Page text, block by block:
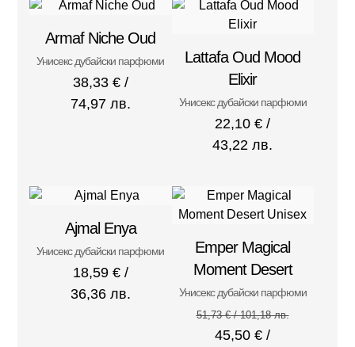
Armaf Niche Oud
Унисекс дубайски парфюми
38,33 €/
74,97 лв.
Lattafa Oud Mood
Elixir
Унисекс дубайски парфюми
22,10€ /
43,22 лв.
Ajmal Enya
Унисекс дубайски парфюми
18,59 €/
36,36 лв.
Emper Magical
Moment Desert
Унисекс дубайски парфюми
51,73€/ 101,18 лв.
45,50€ /